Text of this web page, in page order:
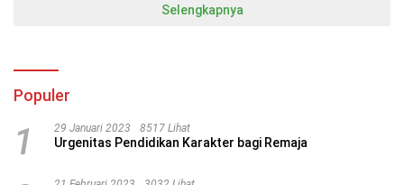
Selengkapnya
Populer
1 29 Januari 2023 8517 Lihat
Urgenitas Pendidikan Karakter bagi Remaja